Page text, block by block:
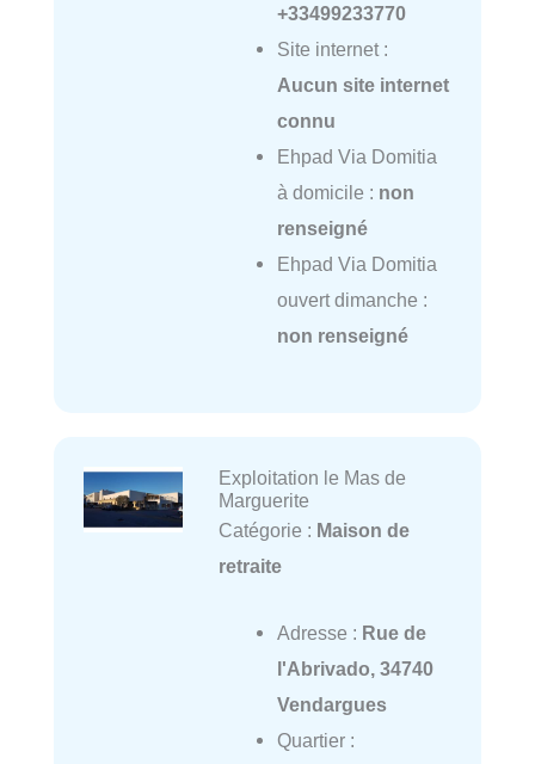
+33499233770
Site internet :
Aucun site internet
connu
Ehpad Via Domitia
à domicile : non
renseigné
Ehpad Via Domitia
ouvert dimanche :
non renseigné
Exploitation le Mas de
Marguerite
Catégorie : Maison de
retraite
Adresse : Rue de
l'Abrivado, 34740
Vendargues
Quartier :